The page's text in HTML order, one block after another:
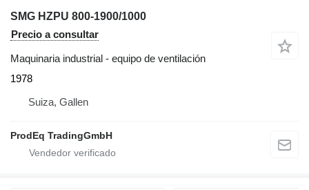
SMG HZPU 800-1900/1000
Precio a consultar
Maquinaria industrial - equipo de ventilación
1978
Suiza, Gallen
ProdEq TradingGmbH